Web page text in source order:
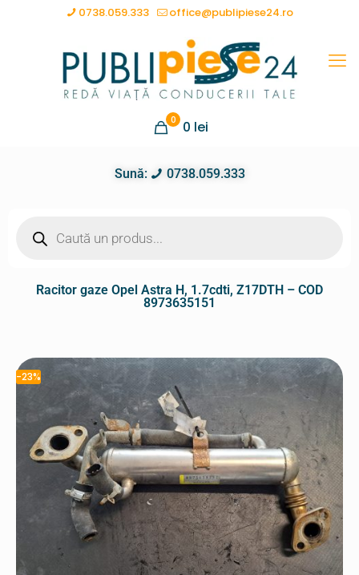
0738.059.333 office@publipiese24.ro
0 0 lei
Sună: 0738.059.333
Racitor gaze Opel Astra H, 1.7cdti, Z17DTH – COD
8973635151
-23%